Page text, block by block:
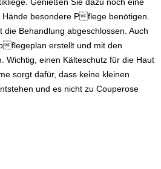
besondere Pflege benötigen.
Behandlung abgeschlossen. Auch
flegeplan erstellt und mit den
Wichtig, einen Kälteschutz für die Haut
sorgt dafür, dass keine kleinen
und es nicht zu Couperose